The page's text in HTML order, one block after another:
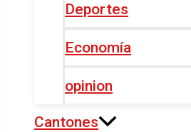
Deportes
Economía
opinion
Cantones